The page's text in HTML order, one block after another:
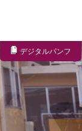
デジタルパンフ